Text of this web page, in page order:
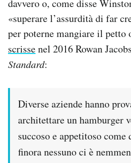
davvero o, come disse
«superare l’assurdità di far
per poterne mangiare il petto
scrissenel 2016 Rowan
Standard:
Diverse aziende hanno
architettare un hamburger
succoso e appetitoso
finora nessuno ci è